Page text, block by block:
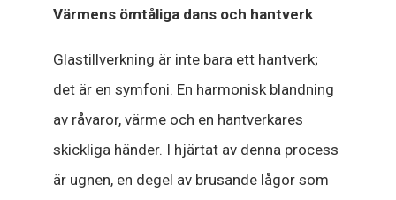
Värmens ömtåliga dans och hantverk
Glastillverkning är inte bara ett hantverk;
det är en symfoni. En harmonisk blandning
av råvaror, värme och en hantverkares
skickliga händer. I hjärtat av denna process
är ugnen, en degel av brusande lågor som